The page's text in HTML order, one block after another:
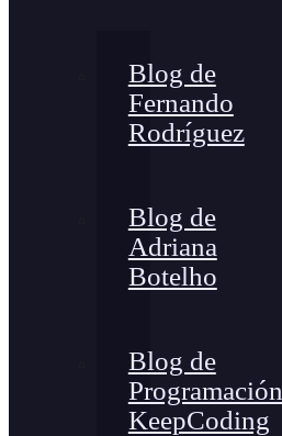
Blog de
Fernando
Rodríguez
Blog de
Adriana
Botelho
Blog de
Programación
KeepCoding